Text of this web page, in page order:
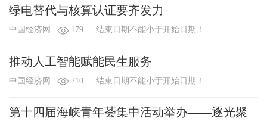
绿电替代与核算认证要齐发力
中国经济网 179 结束日期不能小于开始日期！
推动人工智能赋能民生服务
中国经济网 210 结束日期不能小于开始日期！
第十四届海峡青年荟集中活动举办——逐光聚